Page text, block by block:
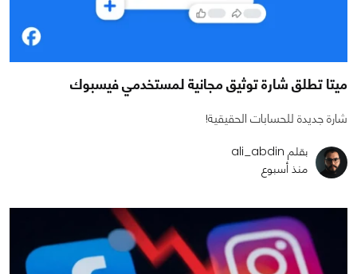
ميتا تطلق شارة توثيق مجانية لمستخدمي فيسبوك
شارة جديدة للحسابات الحقيقية!
بقلم ali_abdin
منذ أسبوع